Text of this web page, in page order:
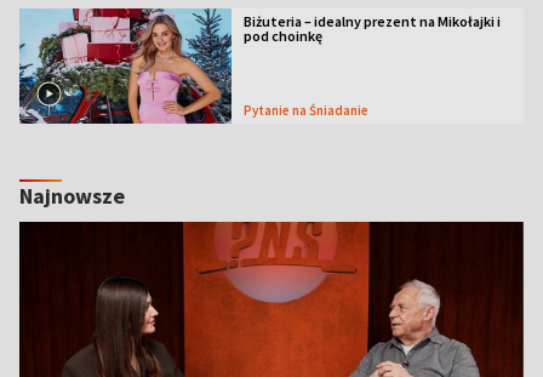
Biżuteria – idealny prezent na Mikołajki i
pod choinkę
Pytanie na Śniadanie
Najnowsze